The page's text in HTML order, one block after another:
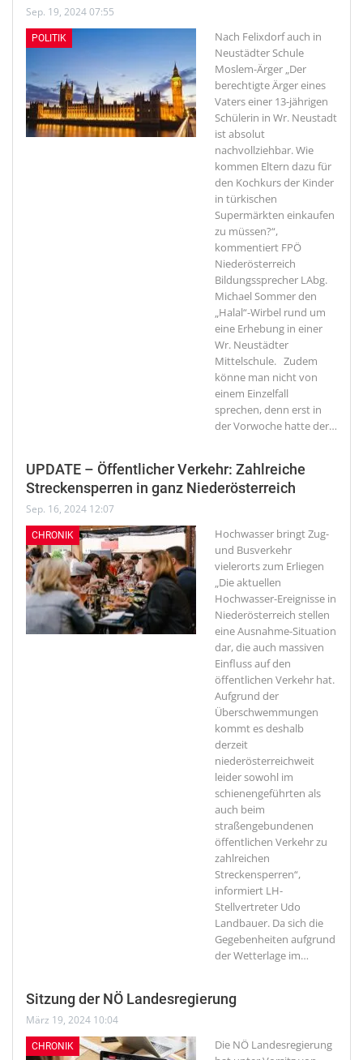
Sep. 19, 2024 07:55
POLITIK
Nach Felixdorf auch in
Neustädter Schule
Moslem-Ärger „Der
berechtigte Ärger eines
Vaters einer 13-jährigen
Schülerin in Wr. Neustadt
ist absolut
nachvollziehbar. Wie
kommen Eltern dazu für
den Kochkurs der Kinder
in türkischen
Supermärkten einkaufen
zu müssen?“,
kommentiert FPÖ
Niederösterreich
Bildungssprecher LAbg.
Michael Sommer den
„Halal“-Wirbel rund um
eine Erhebung in einer
Wr. Neustädter
Mittelschule. Zudem
könne man nicht von
einem Einzelfall
sprechen, denn erst in
der Vorwoche hatte der…
UPDATE – Öffentlicher Verkehr: Zahlreiche
Streckensperren in ganz Niederösterreich
Sep. 16, 2024 12:07
CHRONIK
Hochwasser bringt Zug-
und Busverkehr
vielerorts zum Erliegen
„Die aktuellen
Hochwasser-Ereignisse in
Niederösterreich stellen
eine Ausnahme-Situation
dar, die auch massiven
Einfluss auf den
öffentlichen Verkehr hat.
Aufgrund der
Überschwemmungen
kommt es deshalb
derzeit
niederösterreichweit
leider sowohl im
schienengeführten als
auch beim
straßengebundenen
öffentlichen Verkehr zu
zahlreichen
Streckensperren“,
informiert LH-
Stellvertreter Udo
Landbauer. Da sich die
Gegebenheiten aufgrund
der Wetterlage im…
Sitzung der NÖ Landesregierung
März 19, 2024 10:04
CHRONIK
Die NÖ Landesregierung